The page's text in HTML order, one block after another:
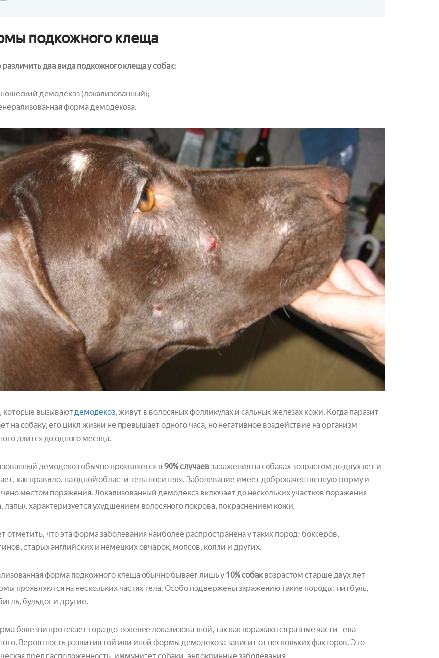
подкожного клеща
два вида подкожного клеща у собак:
демодекоз (локализованный);
форма демодекоза.
которые вызывают демодекоз, живут в волосяных фолликулах и сальных железах кожи. Когда паразит
на собаку, его цикл жизни не превышает одного часа, но негативное воздействие на организм
длится до одного месяца.
демодекоз обычно проявляется в 90% случаев заражения на собаках возрастом до двух лет и
как правило, на одной области тела носителя. Заболевание имеет доброкачественную форму и
местом поражения. Локализованный демодекоз включает до нескольких участков поражения
лапы), характеризуется ухудшением волосяного покрова, покраснением кожи.
отметить, что эта форма заболевания наиболее распространена у таких пород: боксеров,
старых английских и немецких овчарок, мопсов, колли и других.
форма подкожного клеща обычно бывает лишь у 10% собаквозрастом старше двух лет.
проявляются на нескольких частях тела. Особо подвержены заражению такие породы: питбуль,
бульдог и другие.
болезни протекает гораздо тяжелее локализованной, так как поражаются разные части тела
Вероятность развития той или иной формы демодекоза зависит от нескольких факторов. Это
предрасположенность, иммунитет собаки, эндокринные заболевания.